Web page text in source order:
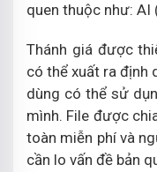
quen thuộc như: AI
Thánh giá được
có thể xuất ra định
dùng có thể sử
mình. File được
toàn miễn phí và
cần lo vấn đề bản